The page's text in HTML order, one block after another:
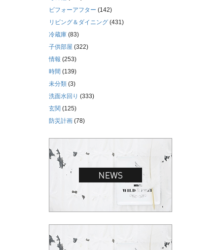
ビフォーアフター (142)
リビング＆ダイニング (431)
冷蔵庫 (83)
子供部屋 (322)
情報 (253)
時間 (139)
未分類 (3)
洗面水回り (333)
玄関 (125)
防災計画 (78)